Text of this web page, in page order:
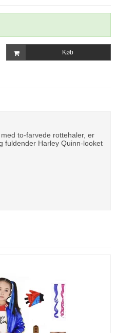
Køb
to-farvede rottehaler, er
fuldender Harley Quinn-looket